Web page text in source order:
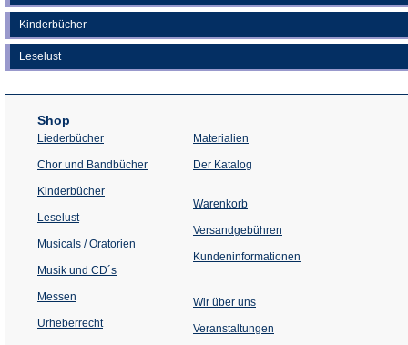
Kinderbücher
Leselust
Shop
Liederbücher
Chor und Bandbücher
Kinderbücher
Leselust
Musicals / Oratorien
Musik und CD´s
Messen
Urheberrecht
Materialien
Der Katalog
Warenkorb
Versandgebühren
Kundeninformationen
Wir über uns
Veranstaltungen